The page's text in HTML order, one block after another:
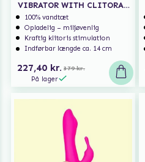
VIBRATOR WITH CLITORAL
SUCTION
100% vandtæt
Opladelig – miljøvenlig
Kraftig klitoris stimulation
Indførbar længde ca. 14 cm
227,40 kr. 379 kr.
På lager